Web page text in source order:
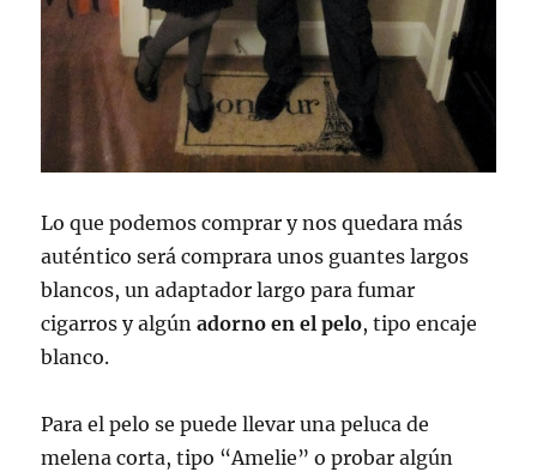
Lo que podemos comprar y nos quedara más
auténtico será comprara unos guantes largos
blancos, un adaptador largo para fumar
cigarros y algúnadorno en el pelo, tipo encaje
blanco.
Para el pelo se puede llevar una peluca de
melena corta, tipo “Amelie” o probar algún